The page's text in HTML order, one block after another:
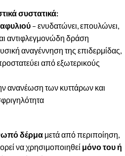
συστατικά:
– ενυδατώνει, επουλώνει,
αντιφλεγμονώδη δράση
αναγέννηση της επιδερμίδας,
από εξωτερικούς
ανανέωση των κυττάρων και
δέρμα μετά από περιποίηση,
να χρησιμοποιηθεί μόνο του ή